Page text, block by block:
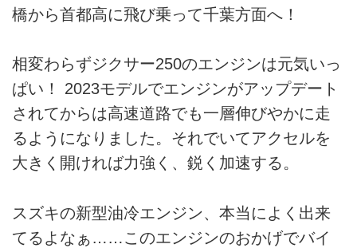
橋から首都高に飛び乗って千葉方面へ！
相変わらずジクサー250のエンジンは元気いっ
ぱい！ 2023モデルでエンジンがアップデート
されてからは高速道路でも一層伸びやかに走
るようになりました。それでいてアクセルを
大きく開ければ力強く、鋭く加速する。
スズキの新型油冷エンジン、本当によく出来
てるよなぁ……このエンジンのおかげでバイ